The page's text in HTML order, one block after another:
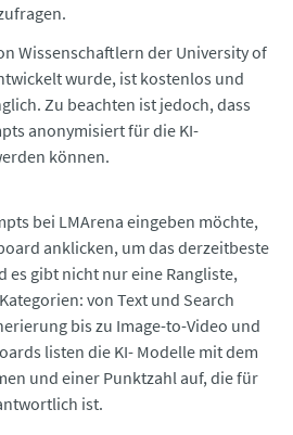
Wissenschaftlern der University of
wurde, ist kostenlos und
Zu beachten ist jedoch, dass
anonymisiert für die KI-
können.
bei LMArena eingeben möchte,
anklicken, um das derzeitbeste
es gibt nicht nur eine Rangliste,
von Text und Search
bis zu Image-to-Video und
listen die KI- Modelle mit dem
und einer Punktzahl auf, die für
ist.